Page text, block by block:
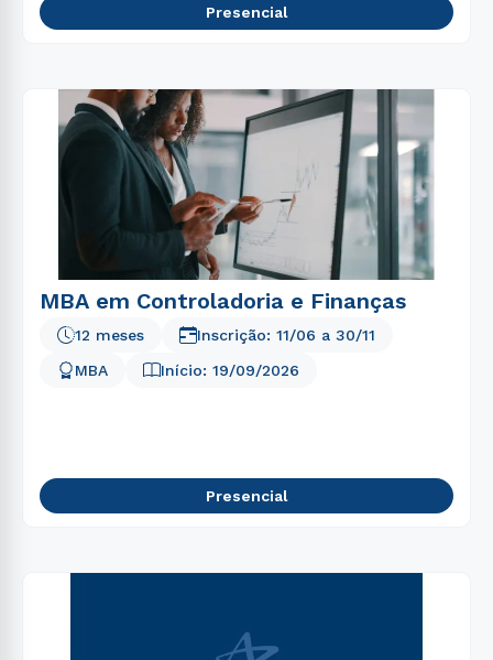
Presencial
MBA em Controladoria e Finanças
12 meses
MBA
Início: 19/09/2026
Inscrição: 11/06 a 30/11
Presencial